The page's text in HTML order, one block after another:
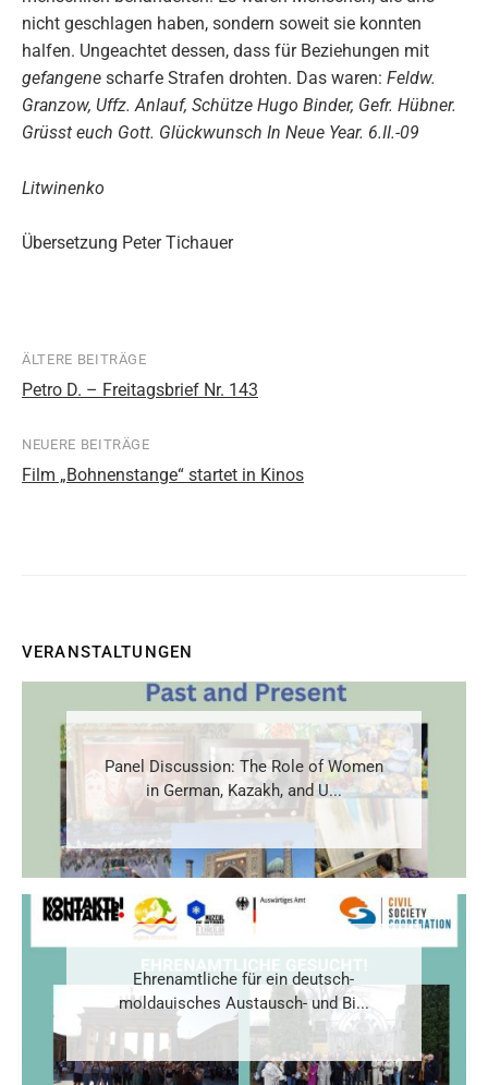
nicht geschlagen haben, sondern soweit sie konnten
halfen. Ungeachtet dessen, dass für Beziehungen mit
gefangene scharfe Strafen drohten. Das waren: Feldw.
Granzow, Uffz. Anlauf, Schütze Hugo Binder, Gefr. Hübner.
Grüsst euch Gott. Glückwunsch In Neue Year. 6.II.-09
Litwinenko
Übersetzung Peter Tichauer
Beitragsnavigation
ÄLTERE BEITRÄGE
Petro D. – Freitagsbrief Nr. 143
NEUERE BEITRÄGE
Film „Bohnenstange“ startet in Kinos
VERANSTALTUNGEN
Panel Discussion: The Role of Women
in German, Kazakh, and U...
Ehrenamtliche für ein deutsch-
moldauisches Austausch- und Bi...